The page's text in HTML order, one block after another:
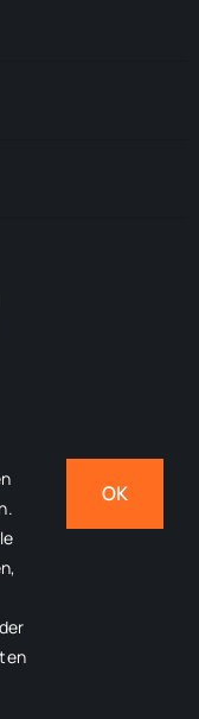
und
Datum/Uhrzeit und
Produkts gelten alle
zum Zeitpunkt des
oder der jeweiligen
werden.
OK